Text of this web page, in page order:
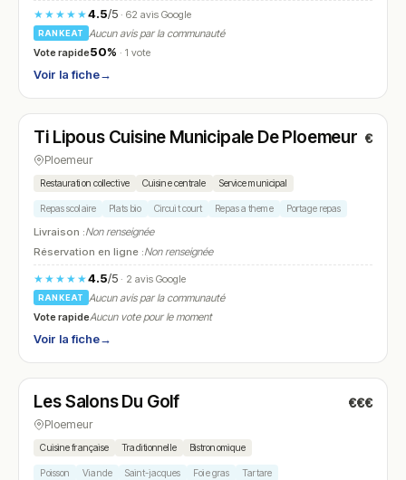
★★★★★4.5/5· 62 avis Google
RANKEAT
Aucun avis par la communauté
Vote rapide50% · 1 vote
Voir la fiche→
N° 24
Ti Lipous Cuisine Municipale De Ploemeur €
Ploemeur
Restauration collective Cuisine centrale Service municipal
Repas scolaire Plats bio Circuit court Repas a theme Portage repas
Livraison :Non renseignée
Réservation en ligne :Non renseignée
★★★★★4.5/5· 2 avis Google
RANKEAT
Aucun avis par la communauté
Vote rapideAucun vote pour le moment
Voir la fiche→
N° 25
Les Salons Du Golf €€€
Ploemeur
Cuisine française Traditionnelle Bistronomique
Poisson Viande Saint-jacques Foie gras Tartare